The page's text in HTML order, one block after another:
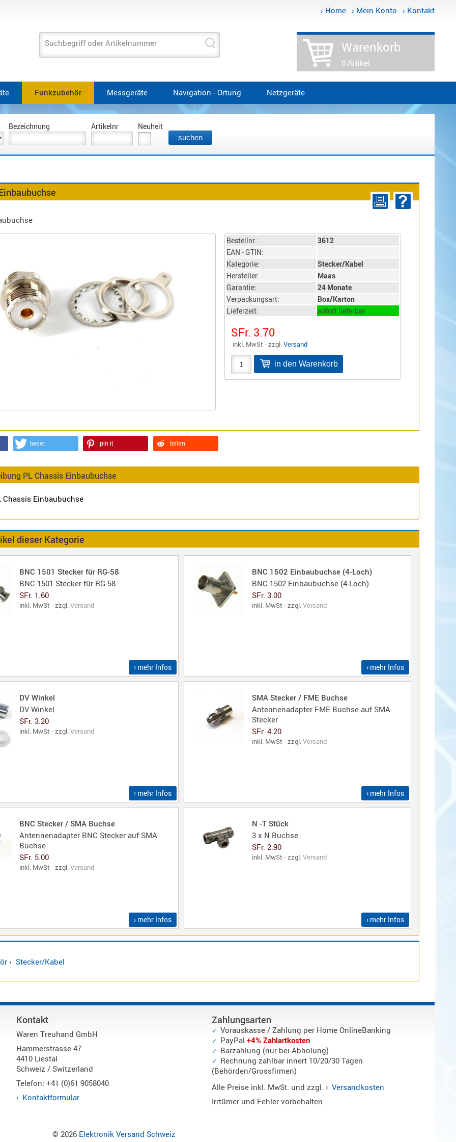
› Home › Mein Konto › Kontakt
Suchbegriff oder Artikelnummer Warenkorb
0 Artikel
Funkzubehör Messgeräte Navigation - Ortung Netzgeräte
Bezeichnung Artikelnr Neuheit
Bestellnr.:
3612
EAN - GTIN:
Kategorie:
Stecker/Kabel
Hersteller:
Maas
Garantie:
24 Monate
Verpackungsart:
Box/Karton
Lieferzeit:
sofort lieferbar
SFr. 3.70
inkl. MwSt - zzgl.Versand
tweet pin it teilen
PL Chassis Einbaubuchse
Chassis Einbaubuchse
dieser Kategorie
BNC 1501 Stecker für RG-58
BNC 1501 Stecker für RG-58
SFr. 1.60
inkl. MwSt - zzgl.Versand
› mehr Infos
BNC 1502 Einbaubuchse (4-Loch)
BNC 1502 Einbaubuchse (4-Loch)
SFr. 3.00
inkl. MwSt - zzgl.Versand
› mehr Infos
DV Winkel
DV Winkel
SFr. 3.20
inkl. MwSt - zzgl.Versand
› mehr Infos
SMA Stecker / FME Buchse
Antennenadapter FME Buchse auf SMA
Stecker
SFr. 4.20
inkl. MwSt - zzgl.Versand
› mehr Infos
BNC Stecker / SMA Buchse
Antennenadapter BNC Stecker auf SMA
Buchse
SFr. 5.00
inkl. MwSt - zzgl.Versand
› mehr Infos
N -T Stück
3 x N Buchse
SFr. 2.90
inkl. MwSt - zzgl.Versand
› mehr Infos
› Stecker/Kabel
Kontakt
Waren Treuhand GmbH
Hammerstrasse 47
4410 Liestal
Schweiz / Switzerland
Telefon: +41 (0)61 9058040
Kontaktformular
Zahlungsarten
Vorauskasse / Zahlung per Home OnlineBanking
PayPal +4% Zahlartkosten
Barzahlung (nur bei Abholung)
Rechnung zahlbar innert 10/20/30 Tagen
(Behörden/Grossfirmen)
Alle Preise inkl. MwSt. und zzgl.
Versandkosten
Irrtümer und Fehler vorbehalten
© 2026 Elektronik Versand Schweiz